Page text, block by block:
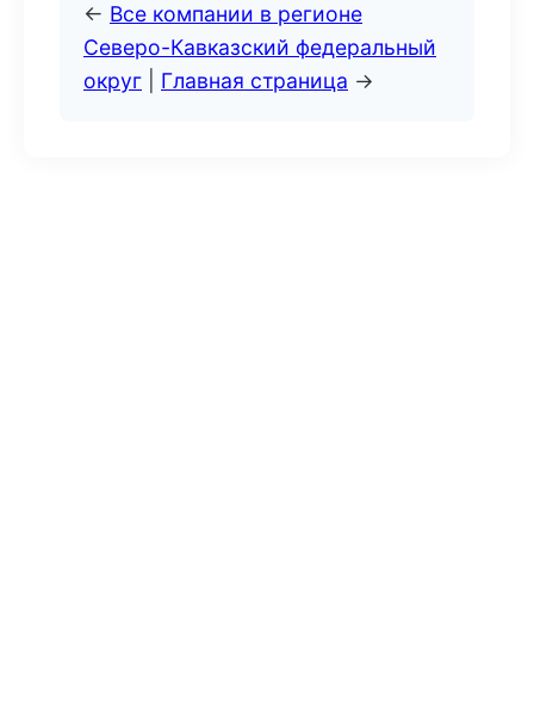
← Все компании в регионе
Северо-Кавказский федеральный
округ
Главная страница →